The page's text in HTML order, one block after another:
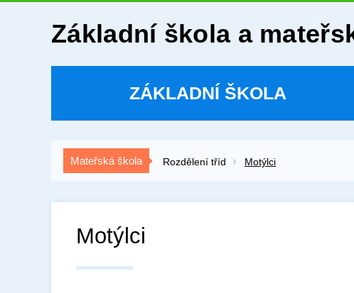
Základní škola a
ZÁKLADNÍ ŠKOLA
Mateřská škola Rozdělení tříd Motýlci
Motýlci